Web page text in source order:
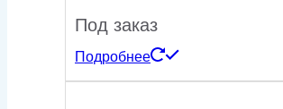
Под заказ
Подробнее